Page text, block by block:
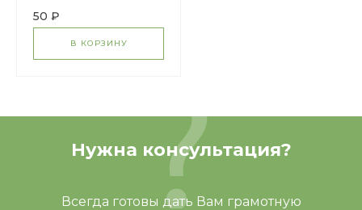
50 ₽
В КОРЗИНУ
Нужна консультация?
Всегда готовы дать Вам грамотную